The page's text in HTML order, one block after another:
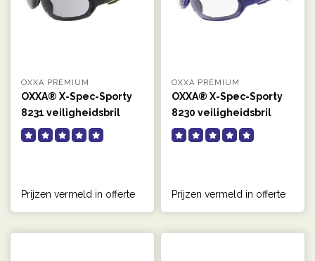
OXXA PREMIUM
OXXA® X-Spec-Sporty
8231 veiligheidsbril
Prijzen vermeld in offerte
OXXA PREMIUM
OXXA® X-Spec-Sporty
8230 veiligheidsbril
Prijzen vermeld in offerte